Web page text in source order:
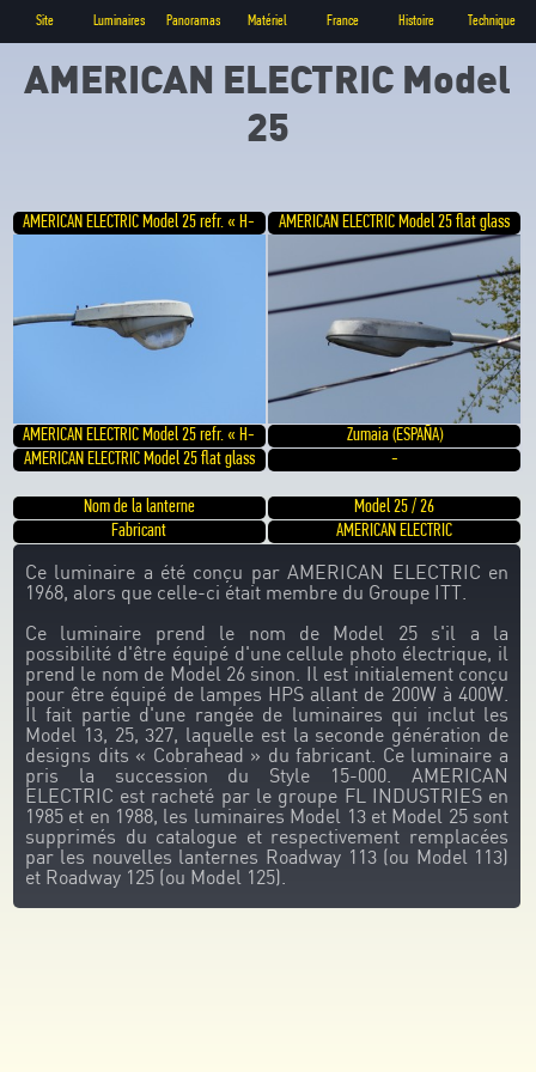
Site Luminaires Panoramas Matériel France Histoire Technique
AMERICAN ELECTRIC Model
25
AMERICAN ELECTRIC Model 25 refr. « H-
AMERICAN ELECTRIC Model 25 flat glass
AMERICAN ELECTRIC Model 25 refr. « H-
4243 »
Zumaia (ESPAÑA)
AMERICAN ELECTRIC Model 25 flat glass
-
Nom de la lanterne
Model 25 / 26
Fabricant
AMERICAN ELECTRIC
Ce luminaire a été conçu par AMERICAN ELECTRIC en
1968, alors que celle-ci était membre du Groupe ITT.
Ce luminaire prend le nom de Model 25 s'il a la
possibilité d'être équipé d'une cellule photo électrique, il
prend le nom de Model 26 sinon. Il est initialement conçu
pour être équipé de lampes HPS allant de 200W à 400W.
Il fait partie d'une rangée de luminaires qui inclut les
Model 13, 25, 327, laquelle est la seconde génération de
designs dits « Cobrahead » du fabricant. Ce luminaire a
pris la succession du Style 15-000. AMERICAN
ELECTRIC est racheté par le groupe FL INDUSTRIES en
1985 et en 1988, les luminaires Model 13 et Model 25 sont
supprimés du catalogue et respectivement remplacées
par les nouvelles lanternes Roadway 113 (ou Model 113)
et Roadway 125 (ou Model 125).